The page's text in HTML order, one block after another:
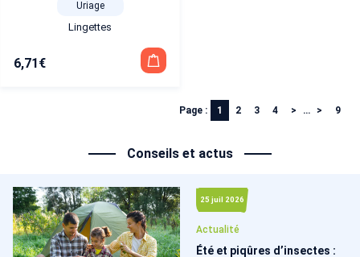
Uriage
Lingettes
6,71€
Page : 1 2 3 4 … 9
Conseils et actus
25 juil 2026
Actualité
Été et piqûres d’insectes :